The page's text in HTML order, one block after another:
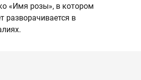
«Имя розы», в котором
разворачивается в